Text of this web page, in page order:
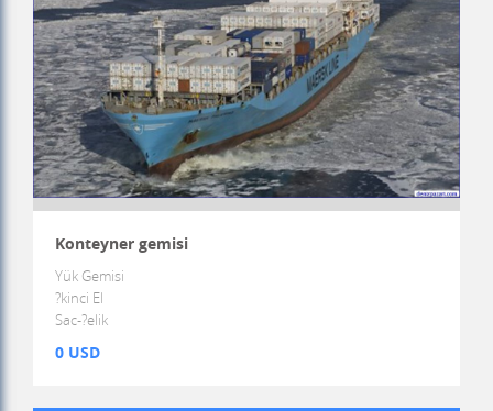
Konteyner gemisi
Yük Gemisi
?kinci El
Sac-?elik
0 USD